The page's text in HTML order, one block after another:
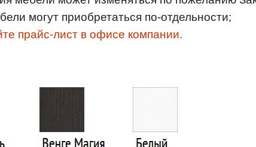
могут приобретаться по-отдельности;
прайс-лист в офисе компании.